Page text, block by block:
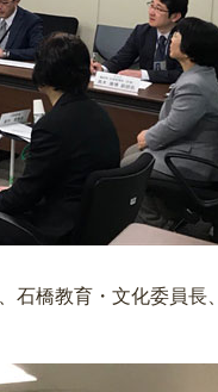
教育・文化委員長、